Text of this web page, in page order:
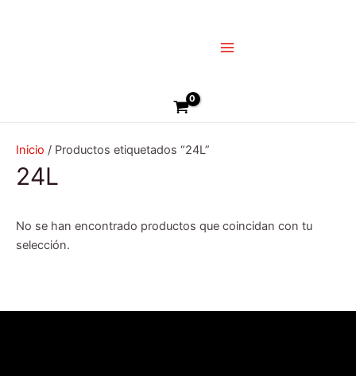
Menu
Buscar
Inicio / Productos etiquetados “24L”
24L
No se han encontrado productos que coincidan con tu
selección.